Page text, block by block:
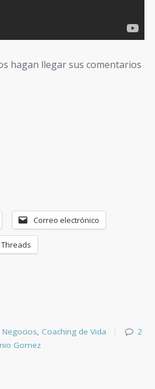
hagan llegar sus comentarios
Correo electrónico
Threads
, Coaching de Vida
2
Gomez